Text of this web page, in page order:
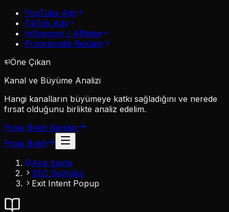
YouTube Ads
TikTok Ads
Influencer / Affiliate
Programatik Reklam
Öne Çıkan
Kanal ve Büyüme Analizi
Hangi kanalların büyümeye katkı sağladığını ve nerede
fırsat olduğunu birlikte analiz edelim.
Proje Briefi Gönder
Proje Briefi
Ana Sayfa
SEO Sözlüğü
Exit Intent Popup